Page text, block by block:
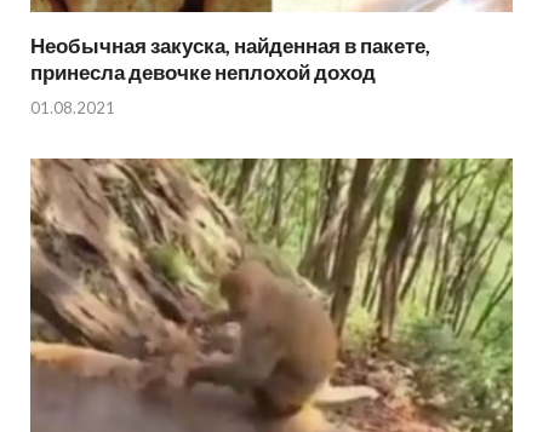
Необычная закуска, найденная в пакете,
принесла девочке неплохой доход
01.08.2021